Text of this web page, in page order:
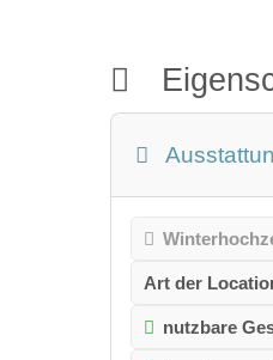
Art der
nutzbare